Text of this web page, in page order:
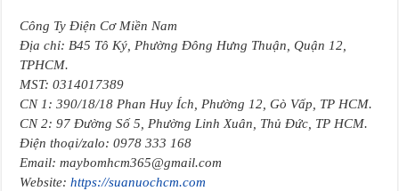
Công Ty Điện Cơ Miền Nam
Địa chỉ: B45 Tô Ký, Phường Đông Hưng Thuận, Quận 12,
TPHCM.
MST: 0314017389
CN 1: 390/18/18 Phan Huy Ích, Phường 12, Gò Vấp, TP HCM.
CN 2: 97 Đường Số 5, Phường Linh Xuân, Thủ Đức, TP HCM.
Điện thoại/zalo: 0978 333 168
Email: maybomhcm365@gmail.com
Website:https://suanuochcm.com